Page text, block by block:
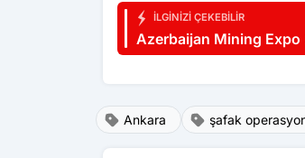
İLGINIZI ÇEKEBILIR
Azerbaijan Mining Expo
Ankara şafak